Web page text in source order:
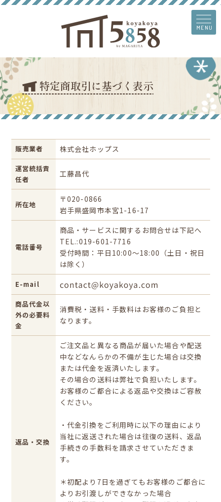
MENU
特定商取引に基づく表示
販売業者 株式会社ホップス
運営統括責
任者
工藤昌代
所在地
〒020-0866
岩手県盛岡市本宮1-16-17
電話番号
商品・サービスに関するお問合せは下記へ
TEL.:019-601-7716
受付時間：平日10:00～18:00（土日・祝日
は除く）
E-mail
商品代金以
外の必要料
金
消費税・送料・手数料はお客様のご負担と
なります。
返品・交換
ご注文品と異なる商品が届いた場合や配送
中などなんらかの不備が生じた場合は交換
または代金を返済いたします。
その場合の送料は弊社で負担いたします。
お客様のご都合による返品や交換はご容赦
ください。
・代金引換をご利用時に以下の理由により
当社に返送された場合は往復の送料、返品
手続きの手数料を請求させていただきま
す。
＊初配より7日を過ぎてもお客様のご都合に
よりお引渡しができなかった場合